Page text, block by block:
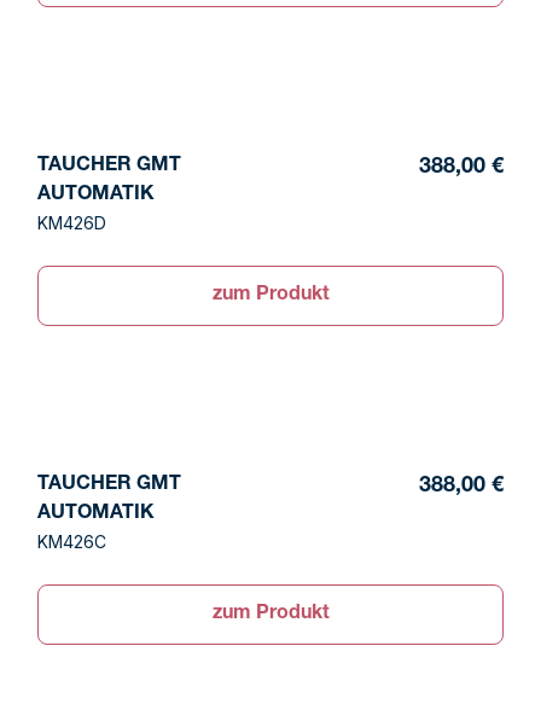
TAUCHER GMT
AUTOMATIK
KM426D
388,00 €
zum Produkt
TAUCHER GMT
AUTOMATIK
KM426C
388,00 €
zum Produkt